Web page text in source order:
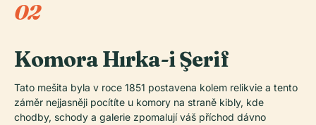
02
Komora Hırka-i Şerif
Tato mešita byla v roce 1851 postavena kolem relikvie a tento
záměr nejjasněji pocítíte u komory na straně kibly, kde
chodby, schody a galerie zpomalují váš příchod dávno